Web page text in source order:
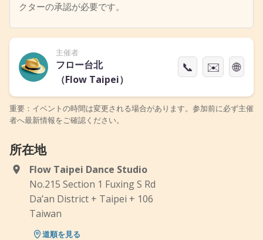
クターの承認が必要です。
主催者
フロー台北
（Flow Taipei）
📞 ✉️ 🌐
重要：イベントの時間は変更される場合があります。参加前に必ず主催
者へ最新情報をご確認ください。
所在地
Flow Taipei Dance Studio
No.215 Section 1 Fuxing S Rd
Da’an District + Taipei + 106
Taiwan
道順を見る